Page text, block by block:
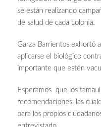
se están realizando
de salud de cada colonia.
Garza Barrientos exhortó
aplicarse el biológico
importante que estén
Esperamos que los
recomendaciones, las
para los propios